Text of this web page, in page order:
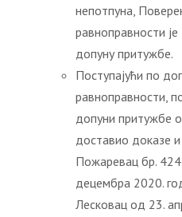
непотпуна,
равноправности
допуну притужбе.
Поступајући по
равноправности,
допуни притужбе
доставио доказе
Пожаревац бр.
децембра 2020.
Лесковац од 23.